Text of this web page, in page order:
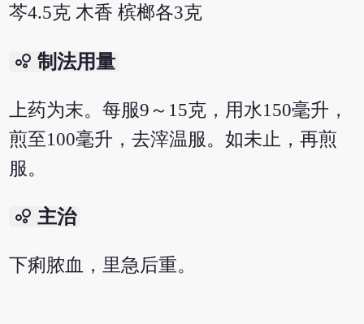
芩4.5克 木香 槟榔各3克
bubble_chart 制法用量
上药为末。每服9～15克，用水150毫升，
煎至100毫升，去滓温服。如未止，再煎
服。
bubble_chart 主治
下痢脓血，里急后重。